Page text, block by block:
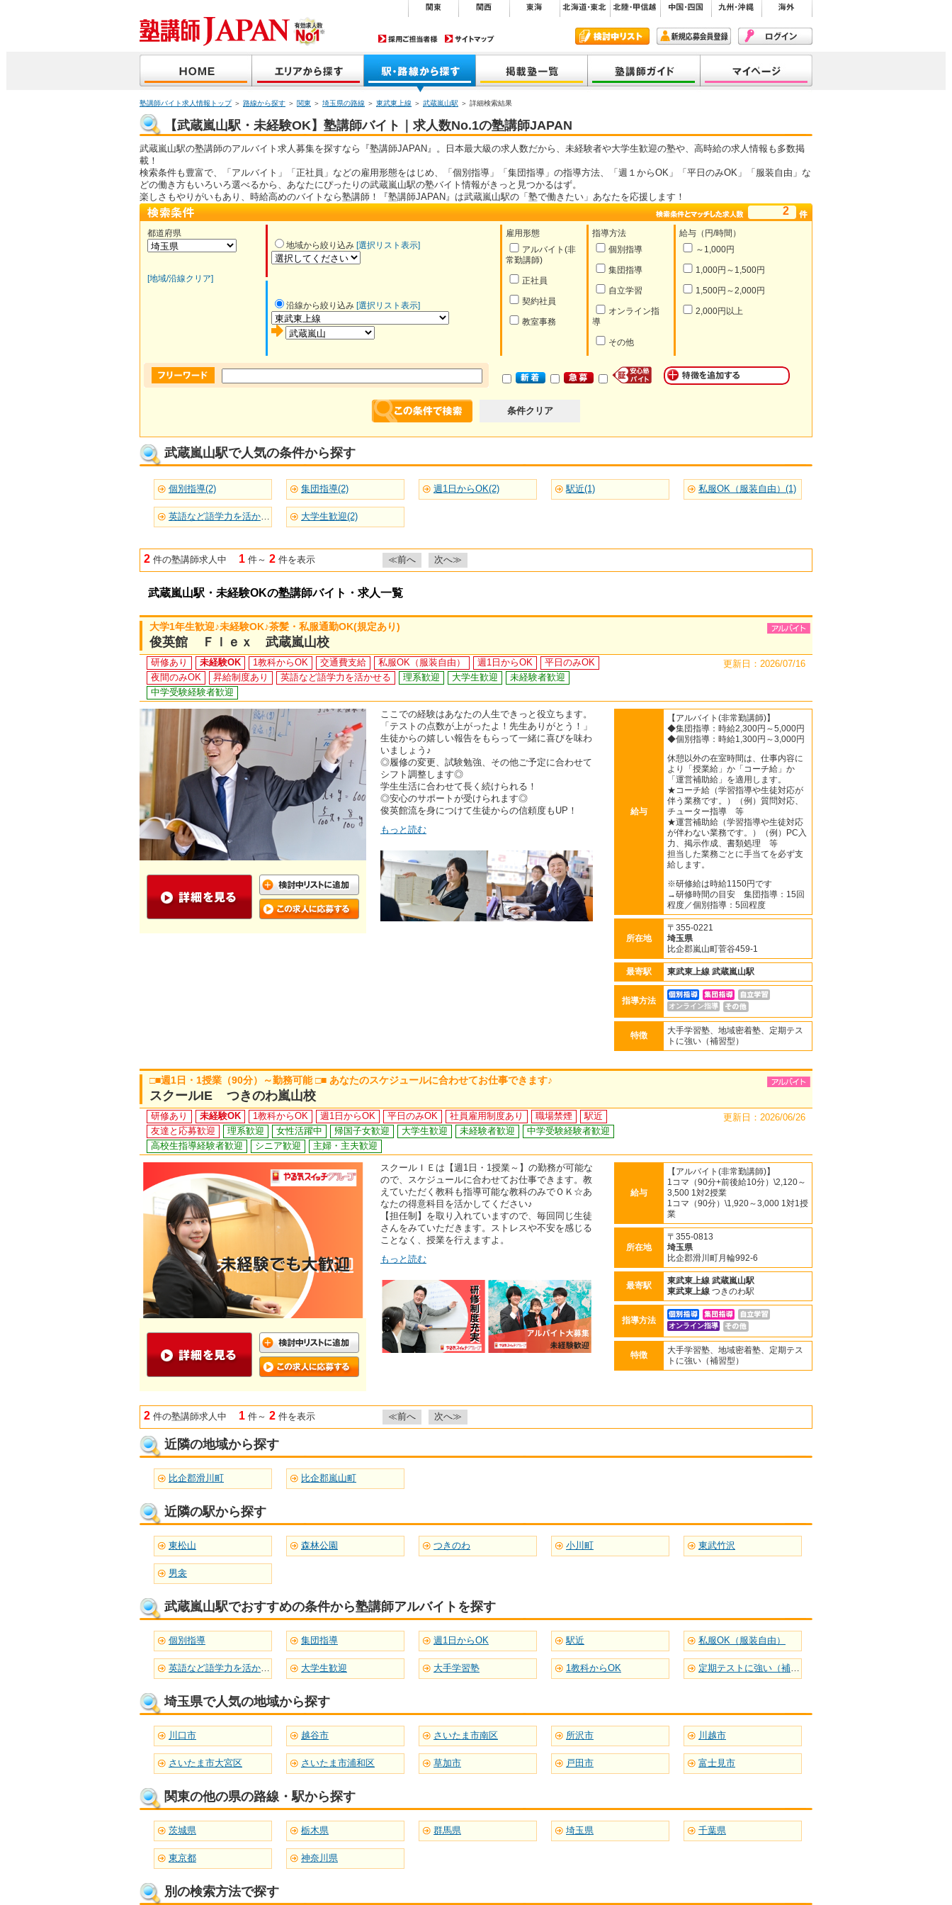
塾講師バイト求人情報トップ＞ 路線から探す ＞ 関東 ＞ 埼玉県の路線 ＞ 東武東上線 ＞ 武蔵嵐山駅 ＞ 詳細検索結果
【武蔵嵐山駅・未経験OK】塾講師バイト｜求人数No.1の塾講師JAPAN
武蔵嵐山駅の塾講師のアルバイト求人募集を探すなら『塾講師JAPAN』。日本最大級の求人数だから、未経験者や大学生歓迎の塾や、高時給の求人情報も多数掲
載！
検索条件も豊富で、「アルバイト」「正社員」などの雇用形態をはじめ、「個別指導」「集団指導」の指導方法、「週１からOK」「平日のみOK」「服装自由」な
どの働き方もいろいろ選べるから、あなたにぴったりの武蔵嵐山駅の塾バイト情報がきっと見つかるはず。
楽しさもやりがいもあり、時給高めのバイトなら塾講師！『塾講師JAPAN』は武蔵嵐山駅の「塾で働きたい」あなたを応援します！
2
都道府県
[地域/沿線クリア]
地域から絞り込み [選択リスト表示]
雇用形態
アルバイト(非
常勤講師)
正社員
契約社員
教室事務
指導方法
個別指導
集団指導
自立学習
オンライン指
導
その他
給与（円/時間）
～1,000円
1,000円～1,500円
1,500円～2,000円
2,000円以上
沿線から絞り込み [選択リスト表示]
条件クリア
武蔵嵐山駅で人気の条件から探す
個別指導(2) 集団指導(2) 週1日からOK(2) 駅近(1) 私服OK（服装自由）(1)
英語など語学力を活かせる(1) 大学生歓迎(2)
2 件の塾講師求人中 1 件～ 2 件を表示 ≪前へ 次へ≫
武蔵嵐山駅・未経験OKの塾講師バイト・求人一覧
大学1年生歓迎♪未経験OK♪茶髪・私服通勤OK(規定あり)
俊英館 Ｆｌｅｘ 武蔵嵐山校
研修あり 未経験OK 1教科からOK 交通費支給 私服OK（服装自由） 週1日からOK
平日のみOK
夜間のみOK
昇給制度あり 英語など語学力を活かせる 理系歓迎 大学生歓迎
未経験者歓迎
中学受験経験者歓迎
更新日：2026/07/16
ここでの経験はあなたの人生できっと役立ちます。
「テストの点数が上がったよ！先生ありがとう！」
生徒からの嬉しい報告をもらって一緒に喜びを味わ
いましょう♪
◎履修の変更、試験勉強、その他ご予定に合わせて
シフト調整します◎
学生生活に合わせて長く続けられる！
◎安心のサポートが受けられます◎
俊英館流を身につけて生徒からの信頼度もUP！
もっと読む
給与
【アルバイト(非常勤講師)】
◆集団指導：時給2,300円～5,000円
◆個別指導：時給1,300円～3,000円
休憩以外の在室時間は、仕事内容に
より「授業給」か「コーチ給」か
「運営補助給」を適用します。
★コーチ給（学習指導や生徒対応が
伴う業務です。）（例）質問対応、
チューター指導 等
★運営補助給（学習指導や生徒対応
が伴わない業務です。）（例）PC入
力、掲示作成、書類処理 等
担当した業務ごとに手当てを必ず支
給します。
※研修給は時給1150円です
→研修時間の目安 集団指導：15回
程度／個別指導：5回程度
所在地
〒355-0221
埼玉県
比企郡嵐山町菅谷459-1
最寄駅 東武東上線 武蔵嵐山駅
指導方法
オンライン指導
特徴
大手学習塾、地域密着塾、定期テス
トに強い（補習型）
□■週1日・1授業（90分）～勤務可能 □■ あなたのスケジュールに合わせてお仕事できます♪
スクールIE つきのわ嵐山校
研修あり 未経験OK 1教科からOK 週1日からOK 平日のみOK 社員雇用制度あり 職場禁煙
駅近
友達と応募歓迎
理系歓迎 女性活躍中 帰国子女歓迎 大学生歓迎 未経験者歓迎
中学受験経験者歓迎
高校生指導経験者歓迎
シニア歓迎 主婦・主夫歓迎
更新日：2026/06/26
スクールＩＥは【週1日・1授業～】の勤務が可能な
ので、スケジュールに合わせてお仕事できます。教
えていただく教科も指導可能な教科のみでＯＫ☆あ
なたの得意科目を活かしてください♪
【担任制】を取り入れていますので、毎回同じ生徒
さんをみていただきます。ストレスや不安を感じる
ことなく、授業を行えますよ。
もっと読む
給与
【アルバイト(非常勤講師)】
1コマ（90分+前後給10分）\2,120～
3,500 1対2授業
1コマ（90分）\1,920～3,000 1対1授
業
所在地
〒355-0813
埼玉県
比企郡滑川町月輪992-6
最寄駅
東武東上線 武蔵嵐山駅
東武東上線 つきのわ駅
指導方法
オンライン指導
特徴
大手学習塾、地域密着塾、定期テス
トに強い（補習型）
2 件の塾講師求人中 1 件～ 2 件を表示 ≪前へ 次へ≫
近隣の地域から探す
比企郡滑川町 比企郡嵐山町
近隣の駅から探す
東松山 森林公園 つきのわ 小川町 東武竹沢
男衾
武蔵嵐山駅でおすすめの条件から塾講師アルバイトを探す
個別指導 集団指導 週1日からOK 駅近 私服OK（服装自由）
英語など語学力を活かせる 大学生歓迎 大手学習塾 1教科からOK 定期テストに強い（補習型）
埼玉県で人気の地域から探す
川口市 越谷市 さいたま市南区 所沢市 川越市
さいたま市大宮区 さいたま市浦和区 草加市 戸田市 富士見市
関東の他の県の路線・駅から探す
茨城県 栃木県 群馬県 埼玉県 千葉県
東京都 神奈川県
別の検索方法で探す